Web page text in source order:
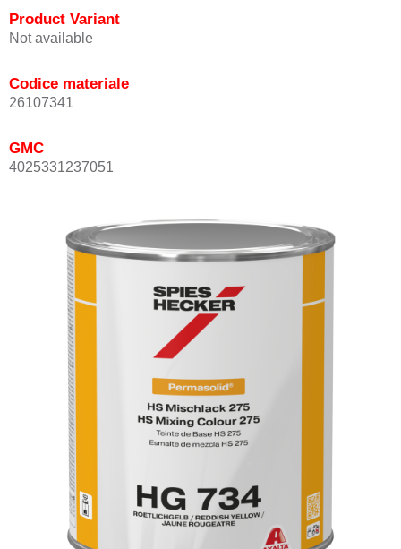
Product Variant
Not available
Codice materiale
26107341
GMC
4025331237051